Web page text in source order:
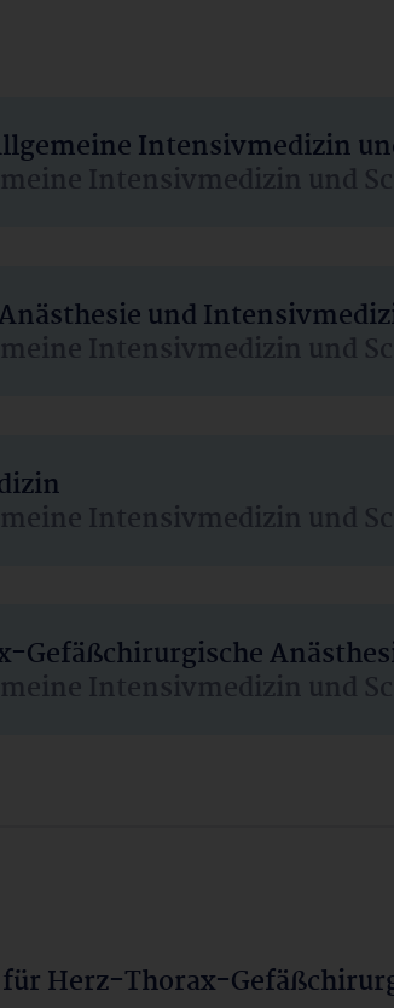
Intensivmedizin
Intensivmedizin und
und
Intensivmedizin und
Intensivmedizin und
Intensivmedizin und
Herz-Thorax-